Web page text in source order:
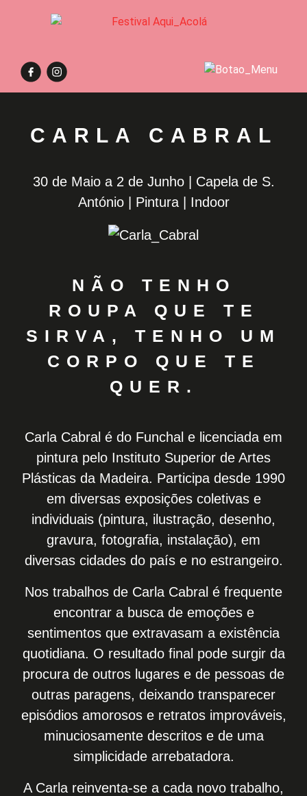
CARLA CABRAL
30 de Maio a 2 de Junho | Capela de S.
António | Pintura | Indoor
NÃO TENHO
ROUPA QUE TE
SIRVA, TENHO UM
CORPO QUE TE
QUER.
Carla Cabral é do Funchal e licenciada em
pintura pelo Instituto Superior de Artes
Plásticas da Madeira. Participa desde 1990
em diversas exposições coletivas e
individuais (pintura, ilustração, desenho,
gravura, fotografia, instalação), em
diversas cidades do país e no estrangeiro.
Nos trabalhos de Carla Cabral é frequente
encontrar a busca de emoções e
sentimentos que extravasam a existência
quotidiana. O resultado final pode surgir da
procura de outros lugares e de pessoas de
outras paragens, deixando transparecer
episódios amorosos e retratos improváveis,
minuciosamente descritos e de uma
simplicidade arrebatadora.
A Carla reinventa-se a cada novo trabalho,